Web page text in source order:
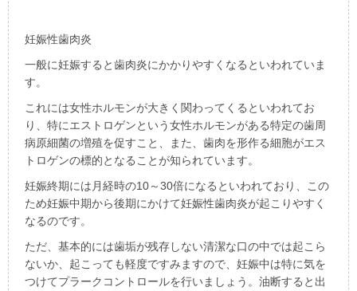
妊娠性歯肉炎
一般に妊娠すると歯肉炎にかかりやすくなるといわれていま
す。
これには女性ホルモンが大きく関わってくるといわれてお
り、特にエストロゲンという女性ホルモンがある特定の歯周
病原細菌の増殖を促すこと、また、歯肉を形作る細胞がエス
トロゲンの標的となることが知られています。
妊娠終期には月経時の10～30倍になるといわれており、この
ため妊娠中期から後期にかけて妊娠性歯肉炎が起こりやすく
なるのです。
ただ、基本的には歯垢が残存しない清潔な口の中では起こら
ないか、起こっても軽度ですみますので、妊娠中は特に気を
つけてプラークコントロールを行いましょう。油断すると出